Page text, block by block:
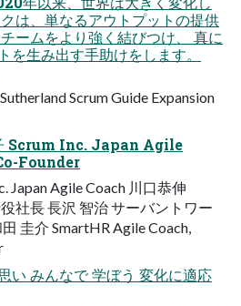
は、単なるアウトプットの提供
ームをより強く結びつけ、 真に
を生み出す手助けをします。
Scrum Guide Expansion
Scrum Inc. Japan Agile
Founder
Japan Agile Coach 川口恭伸
社長 長沢 智治 サーバントワー
圭介 SmartHR Agile Coach,
い みんなで 学ぼう 変化に適応